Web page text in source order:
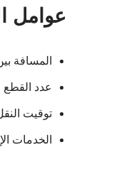
عوامل
المسافة
عدد القطع
توقيت
الخدمات